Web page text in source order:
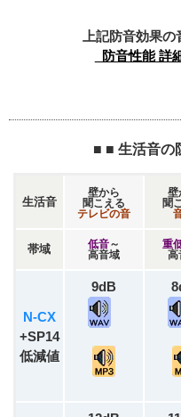
上記防音効果
防音性能 詳
■ ■ 生活音の
生活音
壁から
聞こえる
テレビの音
壁
聞
帯域 低音～
高音域
重
高
N-CX
+SP14
低減値
9dB